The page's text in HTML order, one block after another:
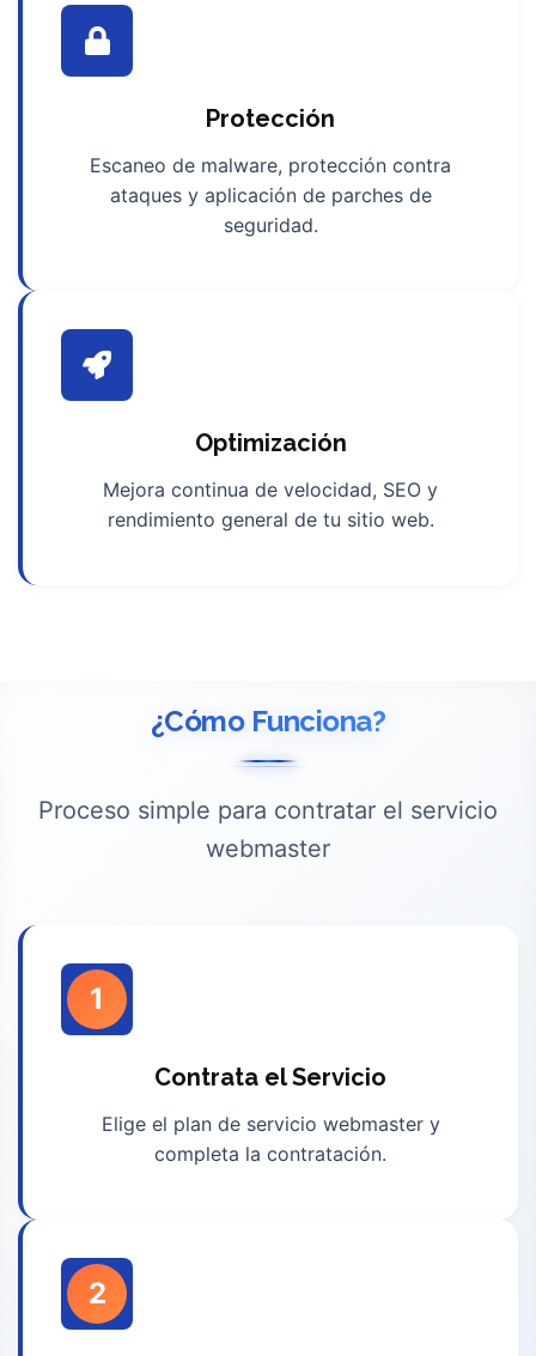
Protección
Escaneo de malware, protección contra
ataques y aplicación de parches de
seguridad.
Optimización
Mejora continua de velocidad, SEO y
rendimiento general de tu sitio web.
¿Cómo Funciona?
Proceso simple para contratar el servicio
webmaster
1
Contrata el Servicio
Elige el plan de servicio webmaster y
completa la contratación.
2